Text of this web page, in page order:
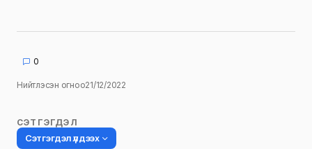
0
Нийтлэсэн огноо21/12/2022
СЭТГЭГДЭЛ
Сэтгэгдэл үлдээх